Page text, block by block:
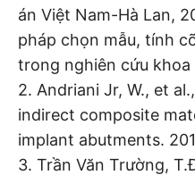
án Việt Nam-Hà Lan,
pháp chọn mẫu, tính
trong nghiên cứu
2. Andriani Jr, W., et
indirect composite
implant abutments.
3. Trần Văn Trường,